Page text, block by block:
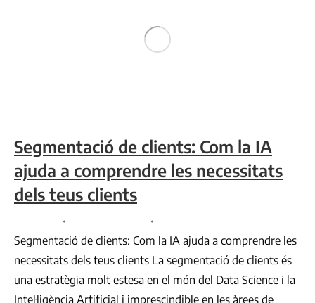
Segmentació de clients: Com la IA
ajuda a comprendre les necessitats
dels teus clients
Segmentació de clients: Com la IA ajuda a comprendre les
necessitats dels teus clients La segmentació de clients és
una estratègia molt estesa en el món del Data Science i la
Intel·ligència Artificial i imprescindible en les àrees de